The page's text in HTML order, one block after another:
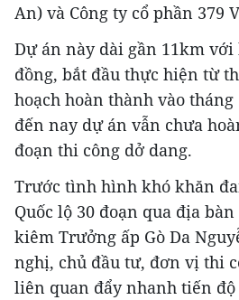
An) và Công ty cổ phần 379
Dự án này dài gần 11km
đồng, bắt đầu thực hiện từ
hoạch hoàn thành vào
đến nay dự án vẫn chưa
đoạn thi công dở dang.
Trước tình hình khó khăn
Quốc lộ 30 đoạn qua địa
kiêm Trưởng ấp Gò Da
nghị, chủ đầu tư, đơn vị thi
liên quan đẩy nhanh tiến